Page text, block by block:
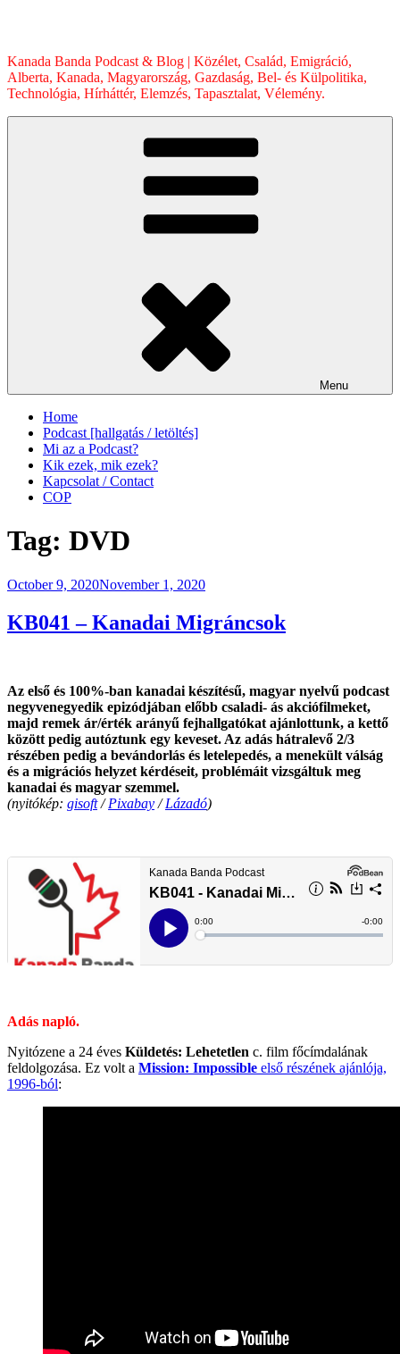
Kanada Banda Podcast & Blog | Közélet, Család, Emigráció,
Alberta, Kanada, Magyarország, Gazdaság, Bel- és Külpolitika,
Technológia, Hírháttér, Elemzés, Tapasztalat, Vélemény.
Menu
Home
Podcast [hallgatás / letöltés]
Mi az a Podcast?
Kik ezek, mik ezek?
Kapcsolat / Contact
COP
Tag: DVD
Posted
October 9, 2020November 1, 2020
KB041 – Kanadai Migráncsok
Az első és 100%-ban kanadai készítésű, magyar nyelvű podcast
negyvenegyedik epizódjában előbb csaladi- ás akciófilmeket,
majd remek ár/érték arányű fejhallgatókat ajánlottunk, a kettő
között pedig autóztunk egy keveset. Az adás hátralevő 2/3
részében pedig a bevándorlás és letelepedés, a menekült válság
és a migrációs helyzet kérdéseit, problémáit vizsgáltuk meg
kanadai és magyar szemmel.
(nyitókép: gisoft/Pixabay /Lázadó)
Adás napló.
Nyitózene a 24 éves Küldetés: Lehetetlen c. film főcímdalának
feldolgozása. Ez volt a Mission: Impossible első részének ajánlója,
1996-ból: